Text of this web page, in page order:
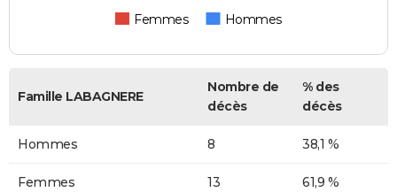
Femmes Hommes
Famille LABAGNERE
Nombre de
décès
% des
décès
Hommes 8 38,1 %
Femmes 13 61,9 %